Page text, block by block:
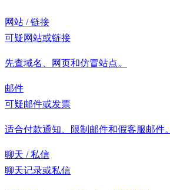
网站 / 链接
可疑网站或链接
先查域名、网页和仿冒站点。
邮件
可疑邮件或发票
适合付款通知、限制邮件和假客服邮件。
聊天 / 私信
聊天记录或私信